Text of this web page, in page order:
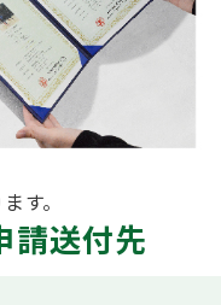
す。
請送付先